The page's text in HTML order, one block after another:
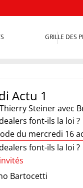
GRILLE DES
Actu 1
Thierry Steineravec
font-ils la loi ?
du mercredi 16
font-ils la loi ?
Bartocetti